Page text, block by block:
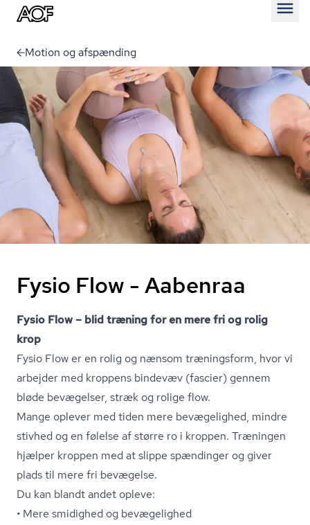
Motion og afspænding
Fysio Flow - Aabenraa
Fysio Flow – blid træning for en mere fri og rolig
krop
Fysio Flow er en rolig og nænsom træningsform, hvor vi
arbejder med kroppens bindevæv (fascier) gennem
bløde bevægelser, stræk og rolige flow.
Mange oplever med tiden mere bevægelighed, mindre
stivhed og en følelse af større ro i kroppen. Træningen
hjælper kroppen med at slippe spændinger og giver
plads til mere fri bevægelse.
Du kan blandt andet opleve:
• Mere smidighed og bevægelighed